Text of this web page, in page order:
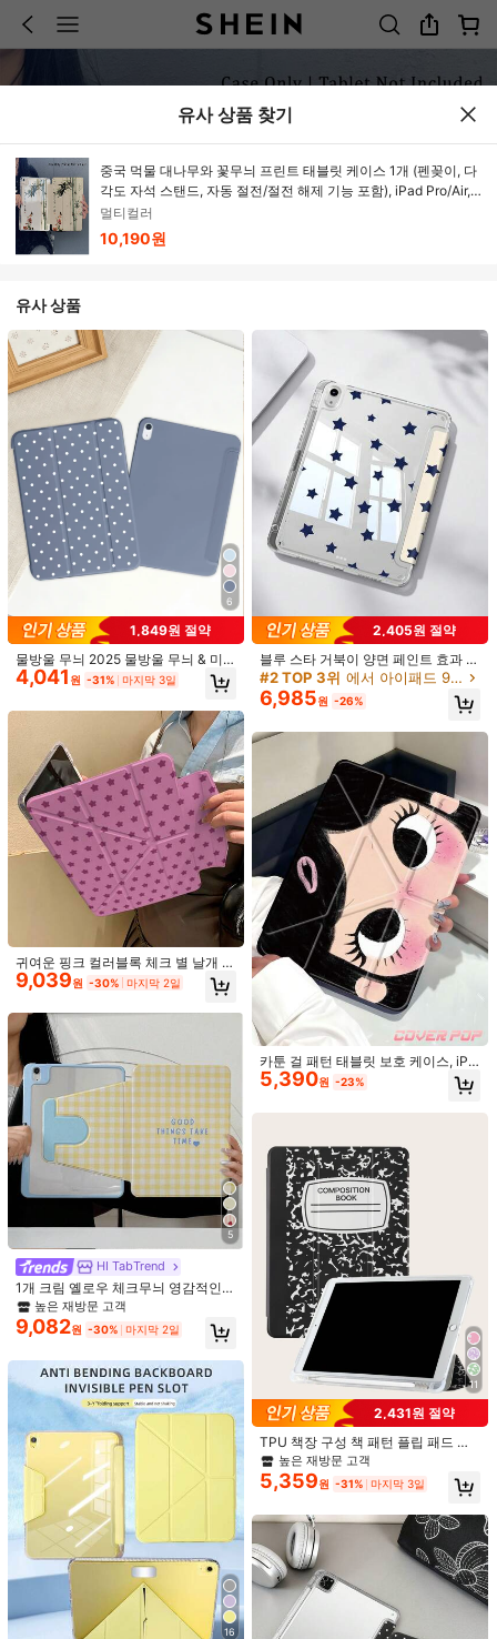
10,190원 -23% 13,290원
중국 먹물 대나무와 꽃무늬 프린트 태블릿 케이스 1개 (펜꽂
이, 다각도 자석 스탠드, 자동 절전/절전 해제 기능 포함), iPad P
ro/Air, Samsung, Xiaomi iPad 5/6/7, Huawei Matepad, Ho
nor iPad와 호환 가능
사이즈
Samsung Galaxy Tab A8 2021/2022(10.5-Inch)
Samsung Galaxy Tab S8 2022(11-inch)
Samsung Galaxy Tab S8+ 2022(12.4-inch)
Samsung Galaxy Tab S7 2020(11-inch)
Samsung Galaxy Tab S7 FE 2021(12.4-inch)
Samsung Galaxy Tab S6 Lite 2020/2022/2024 (10.4-
inch)
Samsung Galaxy Tab A9 Plus 2023(11-inch)
Huawei MatePad Pro 2019/2021 (10.8-inch)
Huawei MatePad 11 2021(10.95-Inch)
Huawei MatePad 11 2023 (10.95 inch)
Xiaomi Pad 5 2021(11-inch)
iPad Mini6 2021(8.3-inch) iPad Air 2013(9.7-inch)
iPad Air2 2014(9.7-inch) iPad Mini4 2015(7.9-inch)
iPad Mini5 2019(7.9-inch) iPad 5 2017(9.7-inch)
iPad 6 2018(9.7-inch) iPad 7 2019(10.2-inch)
iPad 8 2020(10.2-inch) iPad Air3 2019(10.5-inch)
iPad Pro 11 2018(11-inch)
iPad Pro 11 2020(11-inch)
iPad Pro 12.9 2018(12.9-inch)
iPad Pro 12.9 2020(12.9-inch)
iPad 9 2021(10.2-inch) iPad Pro 11 2021(11-inch)
iPad Pro 12.9 2021(12.9-inch)
iPad Air5 2022(10.9-inch)
iPad Pro 12.9 2022(12.9-inch)
유사 상품 찾기
중국 먹물 대나무와 꽃무늬 프린트 태블릿 케이스 1개 (펜꽂이, 다
각도 자석 스탠드, 자동 절전/절전 해제 기능 포함), iPad Pro/Air,
Samsung, Xiaomi iPad 5/6/7, Huawei Matepad, Honor iPad와
호환 가능
멀티컬러
10,190원
유사 상품
6
1,849원 절약
물방울 무늬 2025 물방울 무늬 & 미
니멀리스트 패턴 태블릿 보호 케이스,
아이패드 7/8/9/10세대/프로 12.9/프
이트/갤럭시 탭 A11+ 2025와 호환,
부드러운 충격 방지 보호 제공, 스마트
스탠드/자동 깨우기/절전 기능 지원
4,041 원 -31% 마지막 3일
귀여운 핑크 컬러블록 체크 별 날개 태
블릿 보호 케이스, Apple 11세대 호환,
심플한 10세대 보호 케이스 펜슬 슬롯
니 7 귀여운 Air 7/6 굽힘 방지 11인치
걸 태블릿 보호 커버, 보이 태블릿 보
호 케이스
9,039원 -30% 마지막 2일
5
HI TabTrend
1개 크림 옐로우 체크무늬 영감적인
블루 텍스트 하트 태블릿 보호 케이스,
펜 슬롯 포함, 다각도 자석 스탠드 플
립 커버, 자동 절전/깨우기 지원, IPad
Pad, Honor Pad, Tab과 호환
높은 재방문 고객
9,082원 -30% 마지막 2일
16
2,405원 절약
블루 스타 거북이 양면 페인트 효과 아
크릴 크리스탈 보호 케이스, iPad Air
8(M4)2026(11인치)/(13인치), 10세
대, 10.2/Mini6/Mini7/9.7인치 호환,
폴딩 방지, 강화 실리콘 코너 보호, 자
동 깨우기/절전 기능, 내장 펜슬 슬롯,
다각도 접이식 스탠드, 완벽한 일상 보
호, 휴일 선물
#2 TOP 3위 에서 아이패드 9.7인치 2018 플립 패드 케이스
6,985원 -26%
카툰 걸 패턴 태블릿 보호 케이스, iPa
d 9.7/10.2/10.5/10.9/12.9/Pro 11, 10
세대 호환, 삼성 갤럭시 탭 S6 Lite 10.
트 스탠드/자동 깨우기/절전, Y자형
접이식 태블릿 커버, 다각도 보기
5,390원 -23%
11
2,431원 절약
TPU 책장 구성 책 패턴 플립 패드 케
이스 페인팅 노트북 보호 케이스 (펜
슬롯 포함) IPad Mini 4/5 Mini6 Mini
7 A8 A16 2025 Air 11 13 M2 M3 Pro
Pro 11 9세대 8세대 7세대 10.2 Pro 1
2.9 4세대 5세대 6세대 소프트 쉘 (펜
제외) 봄 선물
높은 재방문 고객
5,359원 -31% 마지막 3일